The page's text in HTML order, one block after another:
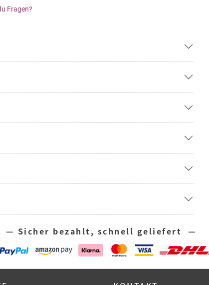
Fragen?
— Sicher bezahlt, schnell geliefert —